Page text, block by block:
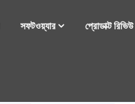
সফটওয়্যার প্রোডাক্ট রিভিউ